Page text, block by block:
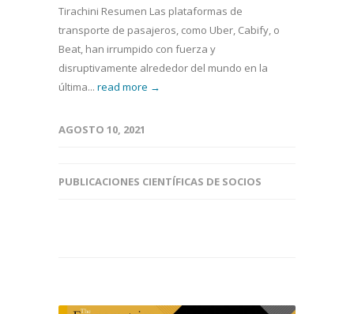
Tirachini Resumen Las plataformas de
transporte de pasajeros, como Uber, Cabify, o
Beat, han irrumpido con fuerza y
disruptivamente alrededor del mundo en la
última... read more →
AGOSTO 10, 2021
PUBLICACIONES CIENTÍFICAS DE SOCIOS